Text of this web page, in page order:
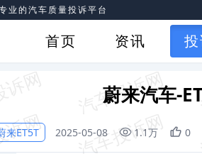
业的汽车质量投诉平台
首页 资讯
蔚来汽车-
来ET5T 2025-05-08 1.1万 0